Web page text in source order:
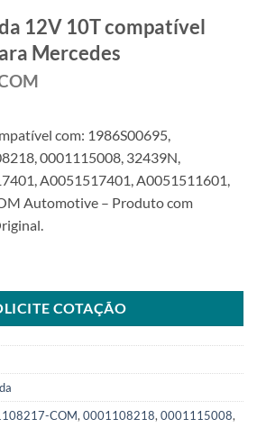
12V 10T compatível
Mercedes
com: 1986S00695,
0001115008, 32439N,
A0051517401, A0051511601,
Automotive – Produto com
COTAÇÃO
COM, 0001108218, 0001115008,